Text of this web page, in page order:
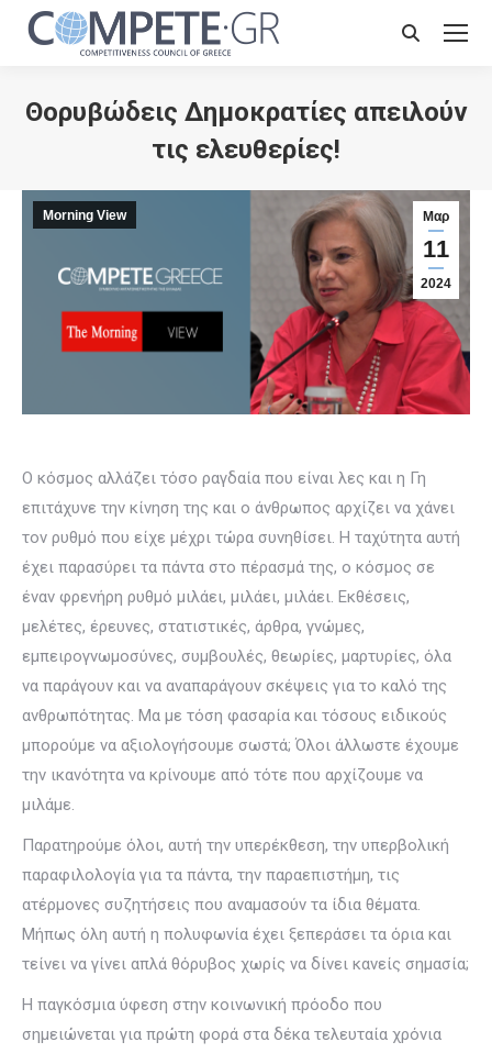
Search:
Θορυβώδεις Δημοκρατίες απειλούν
τις ελευθερίες!
Μαρ
11
2024
Morning View
Ο κόσμος αλλάζει τόσο ραγδαία που είναι λες και η Γη
επιτάχυνε την κίνηση της και ο άνθρωπος αρχίζει να χάνει
τον ρυθμό που είχε μέχρι τώρα συνηθίσει. Η ταχύτητα αυτή
έχει παρασύρει τα πάντα στο πέρασμά της, ο κόσμος σε
έναν φρενήρη ρυθμό μιλάει, μιλάει, μιλάει. Εκθέσεις,
μελέτες, έρευνες, στατιστικές, άρθρα, γνώμες,
εμπειρογνωμοσύνες, συμβουλές, θεωρίες, μαρτυρίες, όλα
να παράγουν και να αναπαράγουν σκέψεις για το καλό της
ανθρωπότητας. Μα με τόση φασαρία και τόσους ειδικούς
μπορούμε να αξιολογήσουμε σωστά; Όλοι άλλωστε έχουμε
την ικανότητα να κρίνουμε από τότε που αρχίζουμε να
μιλάμε.
Παρατηρούμε όλοι, αυτή την υπερέκθεση, την υπερβολική
παραφιλολογία για τα πάντα, την παραεπιστήμη, τις
ατέρμονες συζητήσεις που αναμασούν τα ίδια θέματα.
Μήπως όλη αυτή η πολυφωνία έχει ξεπεράσει τα όρια και
τείνει να γίνει απλά θόρυβος χωρίς να δίνει κανείς σημασία;
Η παγκόσμια ύφεση στην κοινωνική πρόοδο που
σημειώνεται για πρώτη φορά στα δέκα τελευταία χρόνια